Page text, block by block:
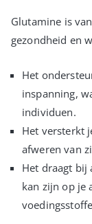
Glutamine is
gezondheid en
Het
inspanning,
individuen.
Het versterkt
afweren van
Het draagt bij
kan zijn op je